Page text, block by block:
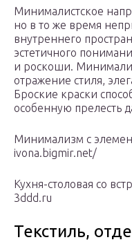
Минималистское
но в то же время
внутреннего
эстетичного
и роскоши.
отражение стиля,
Броские краски
особенную прелесть
Минимализм с
ivona.bigmir.net/
Кухня-столовая со
3ddd.ru
Текстиль,